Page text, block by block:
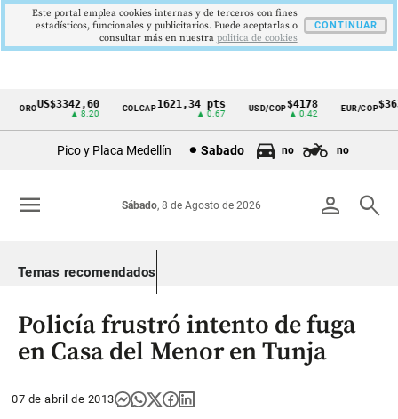
Cintillo
Colombia
OROUS$3342,60
▲ 8.20
COLCAP1621,34 pts
▲ 0.67
USD/COP$4178
▲ 0.42
EUR/COP
Pico y Placa Medellín Sabado no no
person search
Sábado, 8 de Agosto de 2026
menu
Temas recomendados
Policía frustró intento de fuga
en Casa del Menor en Tunja
07 de abril de 2013
Este portal emplea cookies internas y de terceros con fines
estadísticos, funcionales y publicitarios. Puede aceptarlas o
consultar más en nuestra politica de cookies
CONTINUAR